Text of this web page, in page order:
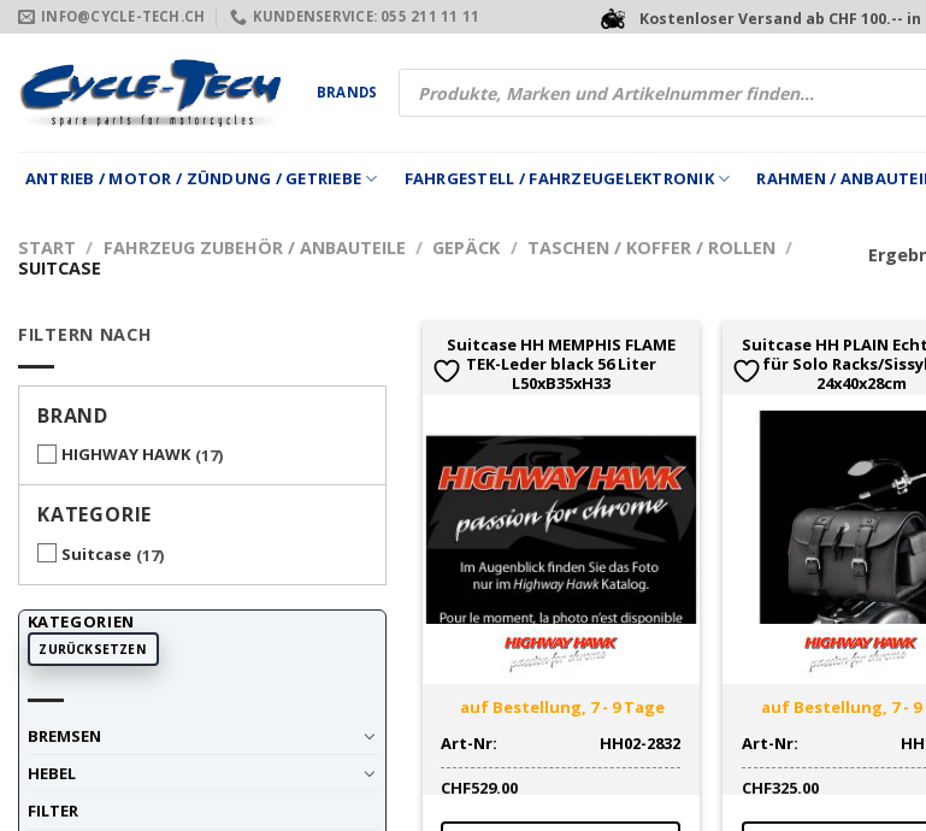
Zum
Inhalt
springen
INFO@CYCLE-TECH.CH KUNDENSERVICE: 055 211 11 11 Kostenloser Versand ab CHF 100.--
BRANDS
Products
search
ANTRIEB / MOTOR / ZÜNDUNG / GETRIEBE FAHRGESTELL / FAHRZEUGELEKTRONIK RAHMEN /
START / FAHRZEUG ZUBEHÖR / ANBAUTEILE / GEPÄCK / TASCHEN / KOFFER / ROLLEN /
SUITCASE
FILTERN NACH
BRAND
HIGHWAY HAWK 17
KATEGORIE
Suitcase 17
KATEGORIEN
ZURÜCKSETZEN
BREMSEN
HEBEL
FILTER
Suitcase HH MEMPHIS FLAME
TEK-Leder black 56 Liter
L50xB35xH33
auf Bestellung, 7 - 9 Tage
Art-Nr:
HH02-2832
CHF529.00
Suitcase HH PLAIN
für Solo Racks/
24x40x28cm
auf Bestellung, 7 - 9
Art-Nr:
CHF325.00